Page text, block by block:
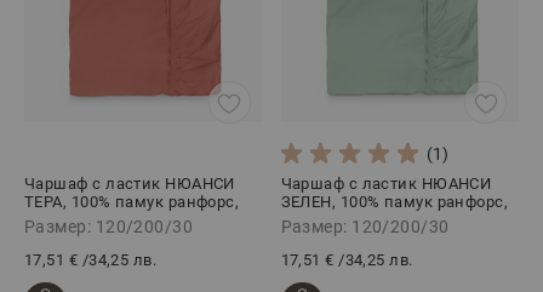
Чаршаф с ластик НЮАНСИ
ТЕРА, 100% памук ранфорс,
120/200/30 см
Размер: 120/200/30
17,51 € /34,25 лв.
(1)
Чаршаф с ластик НЮАНСИ
ЗЕЛЕН, 100% памук ранфорс,
120/200/30 см
Размер: 120/200/30
17,51 € /34,25 лв.